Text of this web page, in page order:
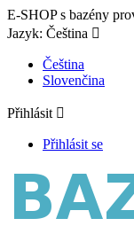
E-SHOP s bazény
Jazyk: Čeština 
Čeština
Slovenčina
Přihlásit 
Přihlásit se